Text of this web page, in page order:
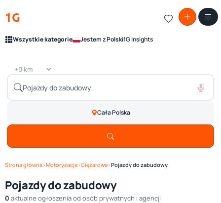
1G
Wszystkie kategorie Jestem z Polski1G Insights
Cała Polska
Strona główna›Motoryzacja›Ciężarowe›Pojazdy do zabudowy
Pojazdy do zabudowy
0 aktualne ogłoszenia od osób prywatnych i agencji